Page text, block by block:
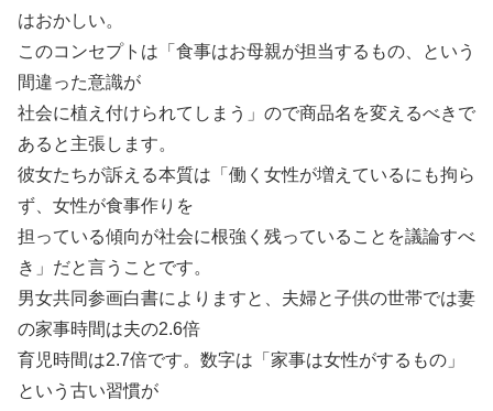
はおかしい。
このコンセプトは「食事はお母親が担当するもの、という
間違った意識が
社会に植え付けられてしまう」ので商品名を変えるべきで
あると主張します。
彼女たちが訴える本質は「働く女性が増えているにも拘ら
ず、女性が食事作りを
担っている傾向が社会に根強く残っていることを議論すべ
き」だと言うことです。
男女共同参画白書によりますと、夫婦と子供の世帯では妻
の家事時間は夫の2.6倍
育児時間は2.7倍です。数字は「家事は女性がするもの」
という古い習慣が